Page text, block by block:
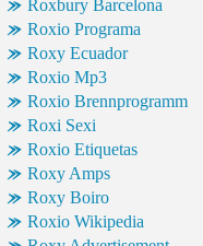
Roxbury Barcelona
Roxio Programa
Roxy Ecuador
Roxio Mp3
Roxio Brennprogramm
Roxi Sexi
Roxio Etiquetas
Roxy Amps
Roxy Boiro
Roxio Wikipedia